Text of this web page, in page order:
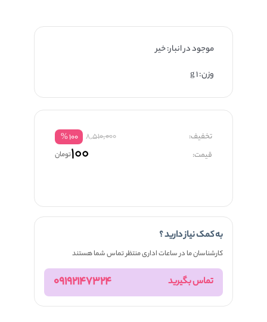
موجود در انبار: خیر
وزن: ۱ g
تخفیف: 8,510,000 ۱۰۰%
قیمت:
۱۰۰تومان
به کمک نیاز دارید ؟
کارشناسان ما در ساعات اداری منتظر تماس شما هستند
تماس بگیرید 09192147324